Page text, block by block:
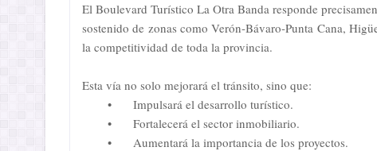
El Boulevard Turístico La Otra Banda responde
sostenido de zonas como Verón-Bávaro-Punta Cana,
la competitividad de toda la provincia.
Esta vía no solo mejorará el tránsito, sino que:
•
Impulsará el desarrollo turístico.
•
Fortalecerá el sector inmobiliario.
•
Aumentará la importancia de los proyectos.